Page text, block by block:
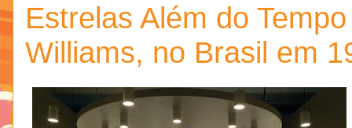
Estrelas Além do
Williams, no Brasil em